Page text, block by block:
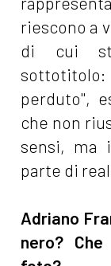
riescono a
di cui
perduto",
che non
sensi, ma
parte di
Adriano
nero?